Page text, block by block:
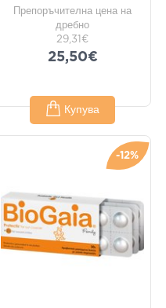
Препоръчителна цена на
дребно
29,31€
25,50€
Купува
-12%